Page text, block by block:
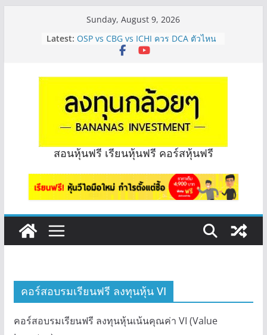
Sunday, August 9, 2026
Latest: OSP vs CBG vs ICHI ควร DCA ตัวไหน
ดี? | Q&A กล้วยๆ EP.1165
“ปันผล” | EP.175
PROSPECT REIT มือใหม่ ลงทุนได้ไหม
ครับ? | Q&A กล้วยๆ EP.1167
Hot Topic! อัปเดทงบ สื่อสาร, ค้าปลีก
ตัวไหนเหมาะถือเอาปันผล? | Hot Topic
EP.41
หุ้นซอสภูเขาทอง Sauce เหมาะถือเป็น
หุ้นปันผลไหม? | Q&A กล้วยๆ EP.1166
สอนหุ้นฟรี เรียนหุ้นฟรี คอร์สหุ้นฟรี
คอร์สอบรมเรียนฟรี ลงทุนหุ้น VI
คอร์สอบรมเรียนฟรี ลงทุนหุ้นเน้นคุณค่า VI (Value